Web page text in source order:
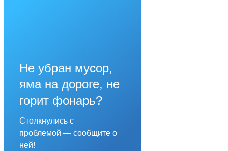
Не убран мусор,
яма на дороге, не
горит фонарь?
Столкнулись с
проблемой — сообщите о
ней!